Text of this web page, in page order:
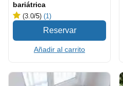
bariátrica
(3.0/5) (1)
Añadir al carrito